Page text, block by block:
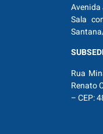
Avenida
Sala
Rua
Renato
– CEP: